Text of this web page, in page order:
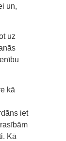
un,
uz
kā
iet
Kā